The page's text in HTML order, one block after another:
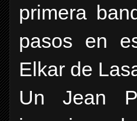
primera
pasos en
Elkar de
Un Jean